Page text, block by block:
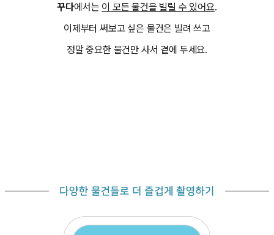
꾸다에서는 이 모든 물건을 빌릴 수 있어요.
이제부터 써보고 싶은 물건은 빌려 쓰고
정말 중요한 물건만 사서 곁에 두세요.